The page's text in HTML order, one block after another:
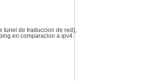
tunel de traduccion de red),
en comparacion a ipv4.